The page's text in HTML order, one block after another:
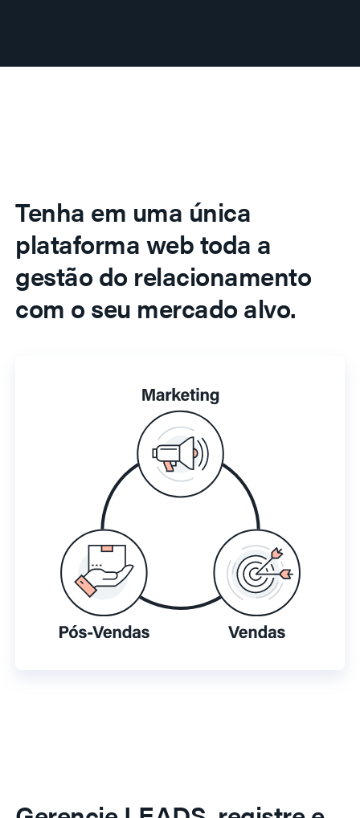
Tenha em uma única
plataforma web toda a
gestão do relacionamento
com o seu mercado alvo.